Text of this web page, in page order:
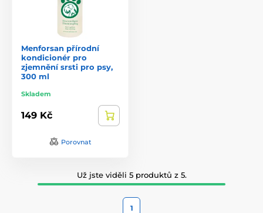
Menforsan přírodní
kondicionér pro
zjemnění srsti pro psy,
300 ml
Skladem
149 Kč
Porovnat
Už jste viděli 5 produktů z 5.
1